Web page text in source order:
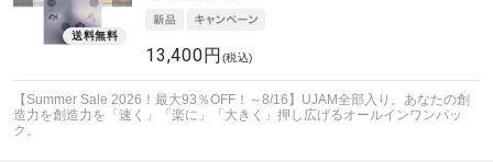
13,400円 (税込)
【Summer Sale 2026！最大93％OFF！～8/16】UJAM全部入り。あなたの創
造力を創造力を「速く」「楽に」「大きく」押し広げるオールインワンパッ
ク。